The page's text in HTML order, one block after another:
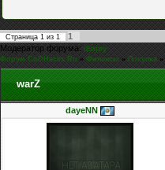
Страница 1 из 1
1
Модератор форума:iEnjoy
Форум CoDHacks.Ru » Финансы » Покупка »
warZ
dayeNN